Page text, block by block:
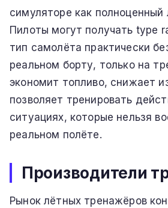
симуляторе как полноценный
Пилоты могут получать type
тип самолёта практически
реальном борту, только на
экономит топливо, снижает
позволяет тренировать
ситуациях, которые нельзя
реальном полёте.
Производители
Рынок лётных тренажёров